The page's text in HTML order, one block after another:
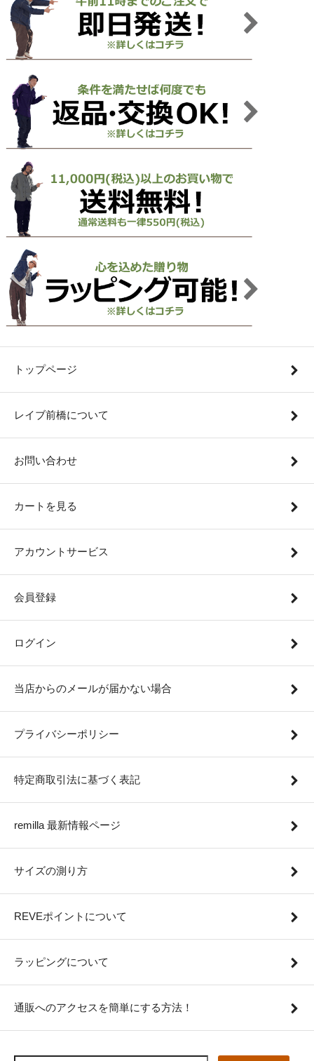
トップページ
レイブ前橋について
お問い合わせ
カートを見る
アカウントサービス
会員登録
ログイン
当店からのメールが届かない場合
プライバシーポリシー
特定商取引法に基づく表記
remilla 最新情報ページ
サイズの測り方
REVEポイントについて
ラッピングについて
通販へのアクセスを簡単にする方法！